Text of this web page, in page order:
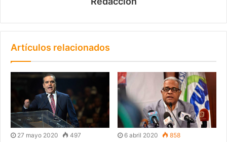
Artículos relacionados
27 mayo 2020 497 6 abril 2020 858